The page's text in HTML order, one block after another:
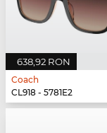
638,92 RON
Coach
CL918 - 5781E2